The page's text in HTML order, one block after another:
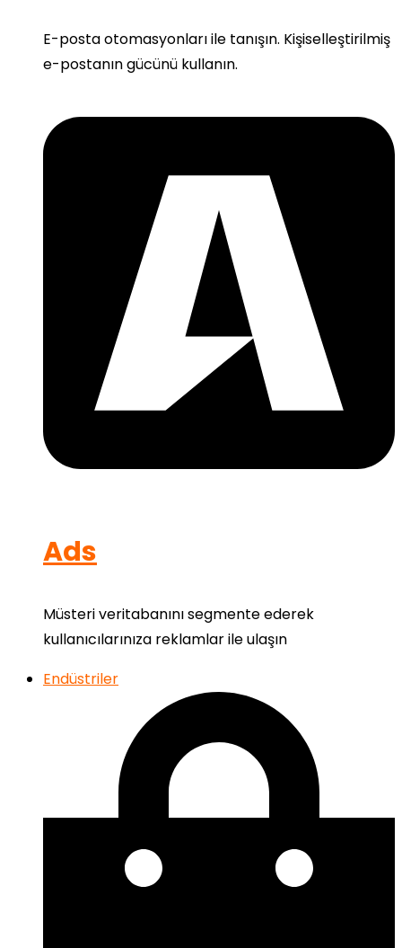
E-posta otomasyonları ile tanışın. Kişiselleştirilmiş
e-postanın gücünü kullanın.
Ads
Müsteri veritabanını segmente ederek
kullanıcılarınıza reklamlar ile ulaşın
Endüstriler